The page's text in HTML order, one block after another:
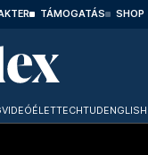
TÁMOGATÁS SHOP
VIDEÓÉLETTECHTUDENGLISH